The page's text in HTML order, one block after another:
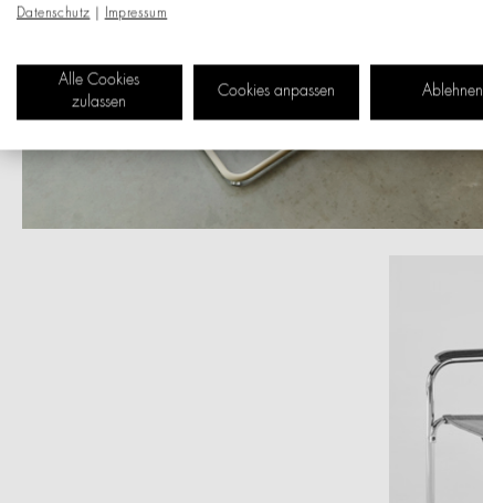
Datenschutz Impressum
Alle Cookies
zulassen
Cookies anpassen Ablehnen